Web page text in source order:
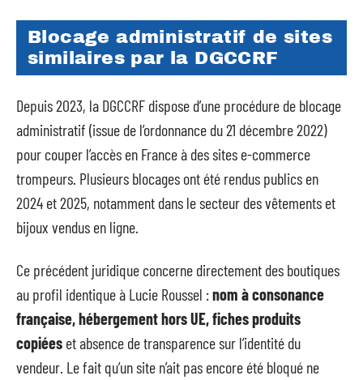
Blocage administratif de sites
similaires par la DGCCRF
Depuis 2023, la DGCCRF dispose d’une procédure de blocage
administratif (issue de l’ordonnance du 21 décembre 2022)
pour couper l’accès en France à des sites e-commerce
trompeurs. Plusieurs blocages ont été rendus publics en
2024 et 2025, notamment dans le secteur des vêtements et
bijoux vendus en ligne.
Ce précédent juridique concerne directement des boutiques
au profil identique à Lucie Roussel :nom à consonance
française, hébergement hors UE, fiches produits
copiées et absence de transparence sur l’identité du
vendeur. Le fait qu’un site n’ait pas encore été bloqué ne